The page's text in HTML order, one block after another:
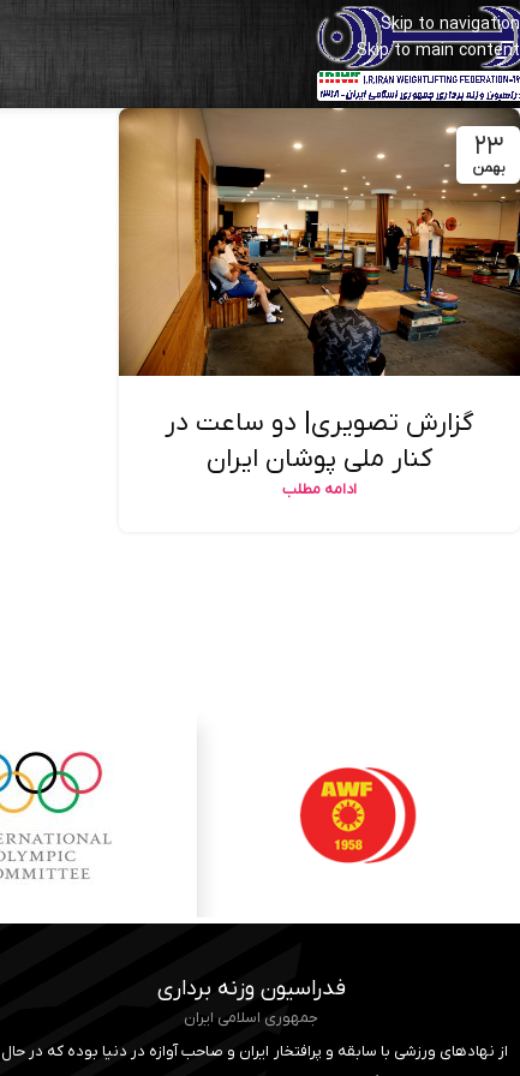
Skip to navigation
Skip to main content
۲۳
بهمن
گزارش تصویری| دو ساعت در
کنار ملی پوشان ایران
ادامه مطلب
فدراسیون وزنه برداری
جمهوری اسلامی ایران
از نهادهای ورزشی با سابقه و پرافتخار ایران و صاحب آوازه در دنیا بوده که در حال